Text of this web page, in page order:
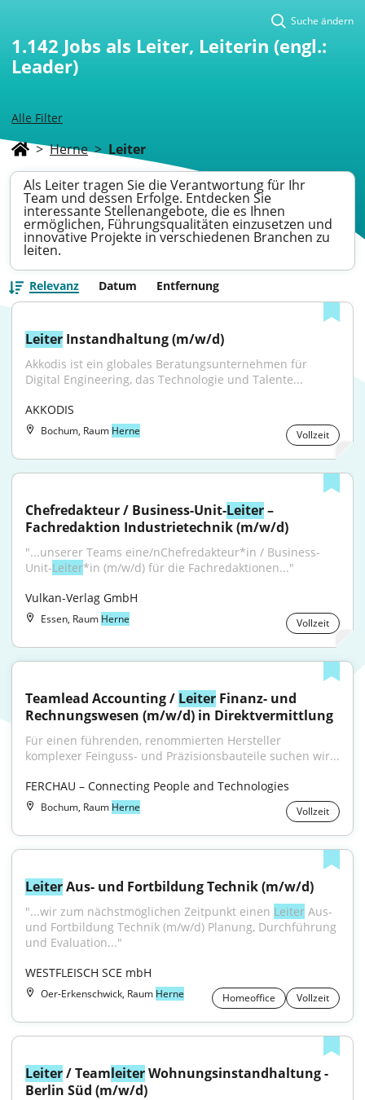
Alle Filter
Suche ändern
1.142 Jobs als Leiter, Leiterin (engl.:
Leader)
> Herne > Leiter
Als Leiter tragen Sie die Verantwortung für Ihr
Team und dessen Erfolge. Entdecken Sie
interessante Stellenangebote, die es Ihnen
ermöglichen, Führungsqualitäten einzusetzen und
innovative Projekte in verschiedenen Branchen zu
leiten.
Relevanz Datum Entfernung
Leiter Instandhaltung (m/w/d)
Akkodis ist ein globales Beratungsunternehmen für
Digital Engineering, das Technologie und Talente...
AKKODIS
Bochum, Raum Herne Vollzeit
Chefredakteur / Business-Unit-Leiter –
Fachredaktion Industrietechnik (m/w/d)
"...unserer Teams eine/nChefredakteur*in / Business-
Unit-Leiter*in (m/w/d) für die Fachredaktionen..."
Vulkan-Verlag GmbH
Essen, Raum Herne Vollzeit
Teamlead Accounting / Leiter Finanz- und
Rechnungswesen (m/w/d) in Direktvermittlung
Für einen führenden, renommierten Hersteller
komplexer Feinguss- und Präzisionsbauteile suchen wir...
FERCHAU – Connecting People and Technologies
Bochum, Raum Herne Vollzeit
Leiter Aus- und Fortbildung Technik (m/w/d)
"...wir zum nächstmöglichen Zeitpunkt einen Leiter Aus-
und Fortbildung Technik (m/w/d) Planung, Durchführung
und Evaluation..."
WESTFLEISCH SCE mbH
Oer-Erkenschwick, Raum Herne Homeoffice Vollzeit
Leiter / Teamleiter Wohnungsinstandhaltung -
Berlin Süd (m/w/d)